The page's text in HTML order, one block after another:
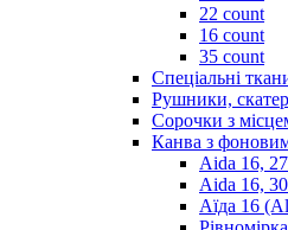
22 count
16 count
35 count
Спеціальні
Рушники,
Сорочки з
Канва з
Aida 16,
Aida 16,
Аїда 16